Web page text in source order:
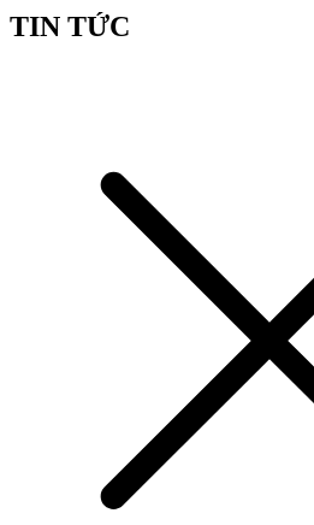
TIN TỨC